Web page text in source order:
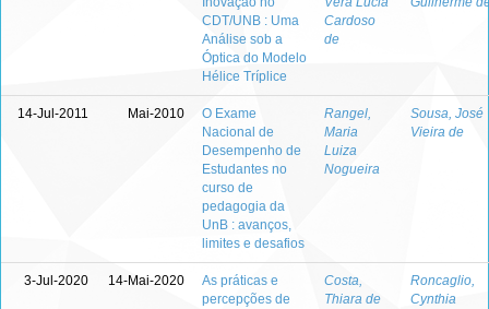
CDT/UNB : Uma
Análise sob a
Óptica do Modelo
Hélice Tríplice
Cardoso
de
14-Jul-2011 Mai-2010
O Exame
Nacional de
Desempenho de
Estudantes no
curso de
pedagogia da
UnB : avanços,
limites e desafios
Rangel,
Maria
Luiza
Nogueira
Sousa, José
Vieira de
3-Jul-2020 14-Mai-2020
As práticas e
percepções de
Costa,
Thiara de
Roncaglio,
Cynthia